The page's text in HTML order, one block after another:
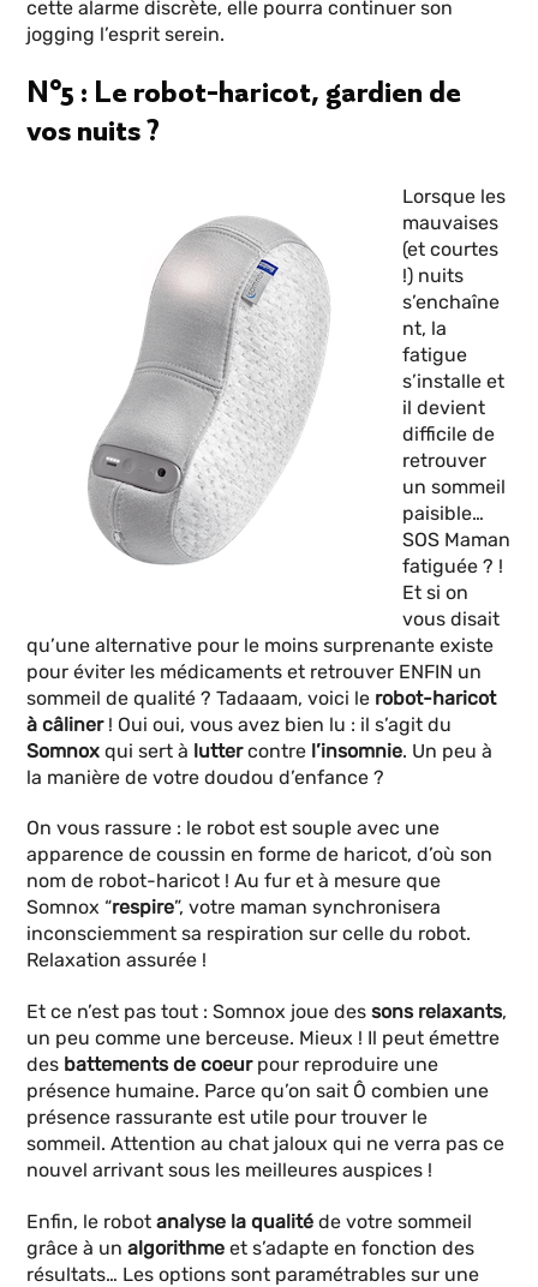
cette alarme discrète, elle pourra continuer son
jogging l’esprit serein.
N°5 : Le robot-haricot, gardien de
vos nuits ?
Lorsque les
mauvaises
(et courtes
!) nuits
s’enchaîne
nt, la
fatigue
s’installe et
il devient
difficile de
retrouver
un sommeil
paisible…
SOS Maman
fatiguée ? !
Et si on
vous disait
qu’une alternative pour le moins surprenante existe
pour éviter les médicaments et retrouver ENFIN un
sommeil de qualité ? Tadaaam, voici le robot-haricot
à câliner ! Oui oui, vous avez bien lu : il s’agit du
Somnox qui sert à luttercontre l’insomnie. Un peu à
la manière de votre doudou d’enfance ?
On vous rassure : le robot est souple avec une
apparence de coussin en forme de haricot, d’où son
nom de robot-haricot ! Au fur et à mesure que
Somnox “respire”, votre maman synchronisera
inconsciemment sa respiration sur celle du robot.
Relaxation assurée !
Et ce n’est pas tout : Somnox joue dessons relaxants,
un peu comme une berceuse. Mieux ! Il peut émettre
des battements de coeur pour reproduire une
présence humaine. Parce qu’on sait Ô combien une
présence rassurante est utile pour trouver le
sommeil. Attention au chat jaloux qui ne verra pas ce
nouvel arrivant sous les meilleures auspices !
Enfin, le robotanalyse la qualité de votre sommeil
grâce à unalgorithme et s’adapte en fonction des
résultats… Les options sont paramétrables sur une